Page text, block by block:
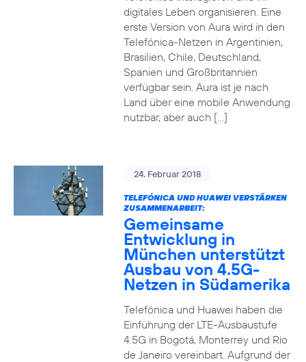
digitales Leben organisieren. Eine
erste Version von Aura wird in den
Telefónica-Netzen in Argentinien,
Brasilien, Chile, Deutschland,
Spanien und Großbritannien
verfügbar sein. Aura ist je nach
Land über eine mobile Anwendung
nutzbar, aber auch […]
24. Februar 2018
TELEFÓNICA UND HUAWEI VERSTÄRKEN
ZUSAMMENARBEIT:
Gemeinsame
Entwicklung in
München unterstützt
Ausbau von 4.5G-
Netzen in Südamerika
Telefónica und Huawei haben die
Einführung der LTE-Ausbaustufe
4.5G in Bogotá, Monterrey und Rio
de Janeiro vereinbart. Aufgrund der